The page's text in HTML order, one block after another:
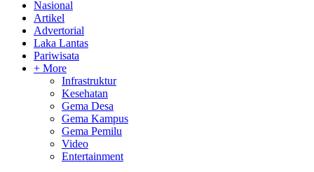
Nasional
Artikel
Advertorial
Laka Lantas
Pariwisata
+ More
Infrastruktur
Kesehatan
Gema Desa
Gema Kampus
Gema Pemilu
Video
Entertainment